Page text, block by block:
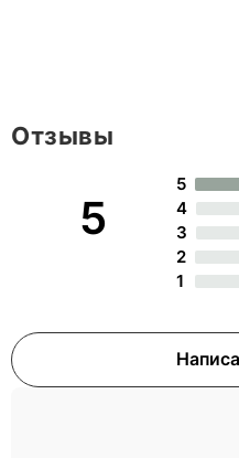
5
5
4
3
2
1
Отзывы